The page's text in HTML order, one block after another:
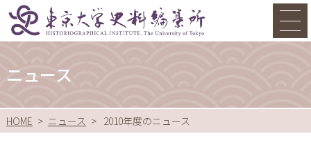
ニュース
HOME ニュース 2010年度のニュース